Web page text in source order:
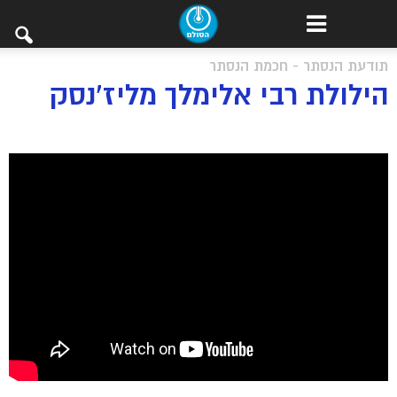
תודעת הנסתר - חכמת הנסתר
הילולת רבי אלימלך מליז’נסק